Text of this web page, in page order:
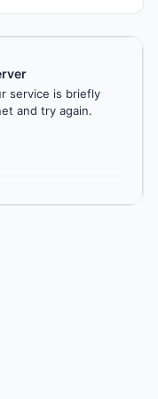
service is briefly
and try again.